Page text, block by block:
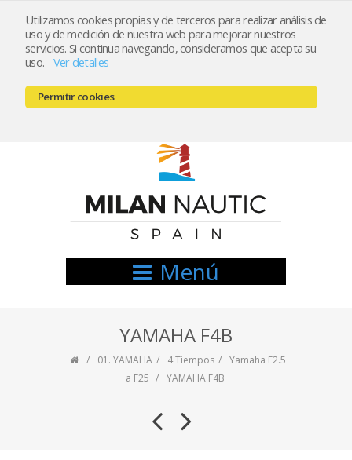
Utilizamos cookies propias y de terceros para realizar análisis de
uso y de medición de nuestra web para mejorar nuestros
servicios. Si continua navegando, consideramos que acepta su
uso. - Ver detalles
Permitir cookies
Registrarse Mi cuenta
666521122 // 654999333
Menú
YAMAHA F4B
01. YAMAHA 4 Tiempos
Yamaha F2.5
a F25
YAMAHA F4B